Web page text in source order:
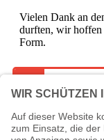
Vielen Dank an
durften, wir hoffen
Form.
Vorheriger Beitrag
Nächster Beitrag